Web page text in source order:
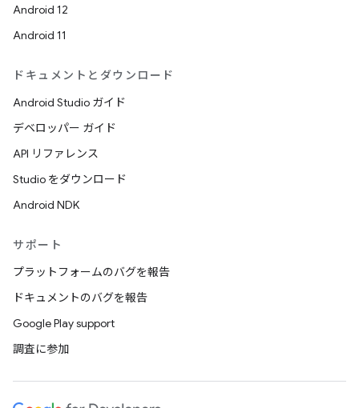
Android 12
Android 11
ドキュメントとダウンロード
Android Studio ガイド
デベロッパー ガイド
API リファレンス
Studio をダウンロード
Android NDK
サポート
プラットフォームのバグを報告
ドキュメントのバグを報告
Google Play support
調査に参加